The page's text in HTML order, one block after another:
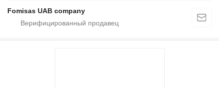
Fomisas UAB company